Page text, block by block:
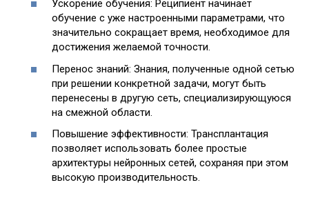
Ускорение обучения: Реципиент начинает
обучение с уже настроенными параметрами, что
значительно сокращает время, необходимое для
достижения желаемой точности.
Перенос знаний: Знания, полученные одной сетью
при решении конкретной задачи, могут быть
перенесены в другую сеть, специализирующуюся
на смежной области.
Повышение эффективности: Трансплантация
позволяет использовать более простые
архитектуры нейронных сетей, сохраняя при этом
высокую производительность.